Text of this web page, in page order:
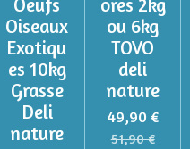
Oeufs
Oiseaux
Exotiqu
es 10kg
Grasse
Deli
nature
ores 2kg
ou 6kg
TOVO
deli
nature
49,90 €
51,90 €